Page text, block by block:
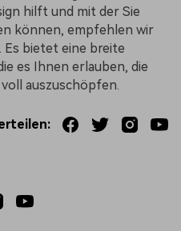
hilft und mit der Sie
können, empfehlen wir
Es bietet eine breite
es Ihnen erlauben, die
auszuschöpfen.